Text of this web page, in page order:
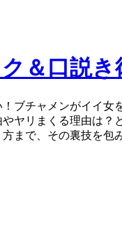
＆口説き
ブチャメンがイイ
ヤリまくる理由は
まで、その裏技を